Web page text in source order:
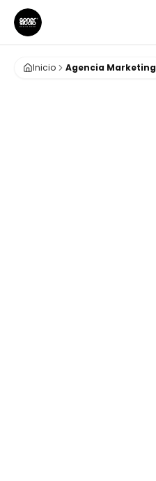
Inicio Agencia Marketing